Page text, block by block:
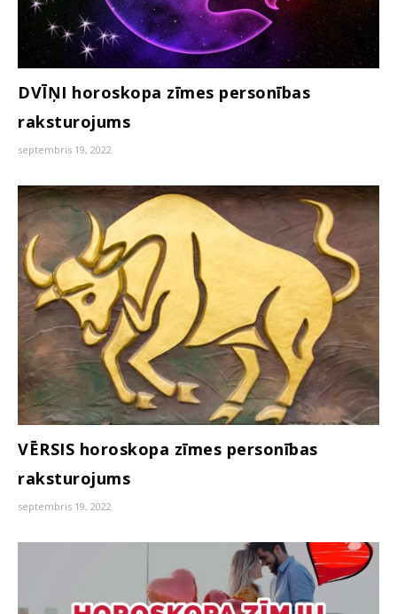
DVĪŅI horoskopa zīmes personības
raksturojums
septembris 19, 2022
VĒRSIS horoskopa zīmes personības
raksturojums
septembris 19, 2022